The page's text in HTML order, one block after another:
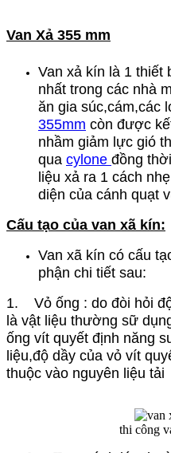
Van Xả 355 mm
Van xả kín là 1 thiết
nhất trong các nhà
ăn gia súc,cám,các
355mm còn được
nhầm giảm lực gió
qua cylone đồng
liệu xả ra 1 cách
diện của cánh quạt
Cấu tạo của van xã kín:
Van xã kín có cấu
phận chi tiết sau:
1. Vỏ ống : do đòi hỏi
là vật liệu thường sữ
ống vít quyết định năng
liệu,độ dầy của vỏ vít
thuộc vào nguyên liệu tải
thi công